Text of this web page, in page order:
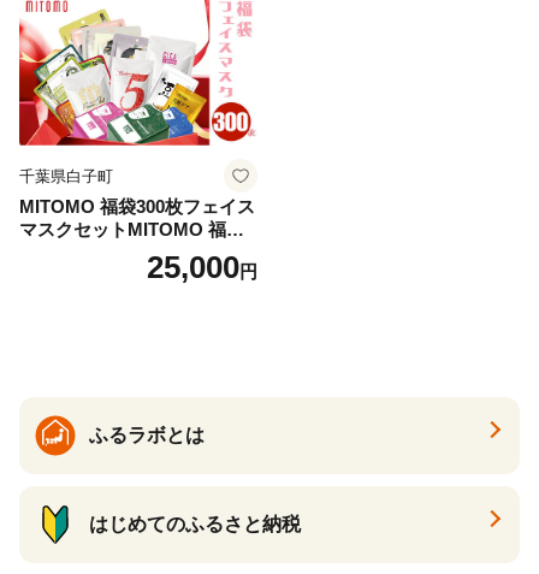
千葉県白子町
MITOMO 福袋300枚フェイス
マスクセットMITOMO 福袋3
00枚フェイスマスクセット
ふるさと納税 パック ファイ
25,000円
ふるラボとは
はじめてのふるさと納税